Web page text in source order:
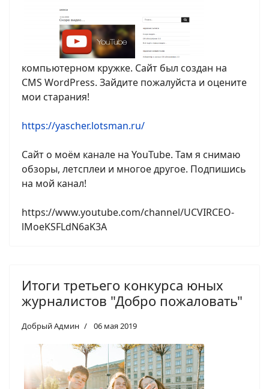
компьютерном кружке. Сайт был создан на
CMS WordPress. Зайдите пожалуйста и оцените
мои старания!
https://yascher.lotsman.ru/
Сайт о моём канале на YouTube. Там я снимаю
обзоры, летсплеи и многое другое. Подпишись
на мой канал!
https://www.youtube.com/channel/UCVIRCEO-
lMoeKSFLdN6aK3A
Итоги третьего конкурса юных
журналистов "Добро пожаловать"
Добрый Админ 06 мая 2019